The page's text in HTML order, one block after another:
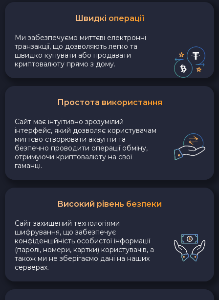
Швидкі операції
Ми забезпечуємо миттєві електронні
транзакції, що дозволяють легко та
швидко купувати або продавати
криптовалюту прямо з дому.
Простота використання
Сайт має інтуїтивно зрозумілий
інтерфейс, який дозволяє користувачам
миттєво створювати акаунти та
безпечно проводити операції обміну,
отримуючи криптовалюту на свої
гаманці.
Високий рівень безпеки
Сайт захищений технологіями
шифрування, що забезпечує
конфіденційність особистої інформації
(паролі, номери, картки) користувачів, а
також ми не зберігаємо дані на наших
серверах.